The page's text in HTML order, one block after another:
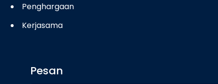
Penghargaan
Kerjasama
Pesan